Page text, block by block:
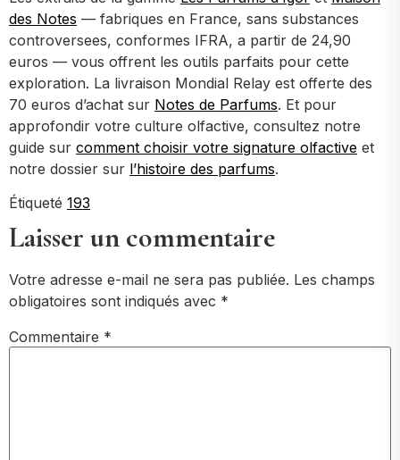
des Notes — fabriques en France, sans substances
controversees, conformes IFRA, a partir de 24,90
euros — vous offrent les outils parfaits pour cette
exploration. La livraison Mondial Relay est offerte des
70 euros d’achat sur Notes de Parfums. Et pour
approfondir votre culture olfactive, consultez notre
guide sur comment choisir votre signature olfactive et
notre dossier sur l’histoire des parfums.
Étiqueté 193
Laisser un commentaire
Votre adresse e-mail ne sera pas publiée. Les champs
obligatoires sont indiqués avec *
Commentaire *